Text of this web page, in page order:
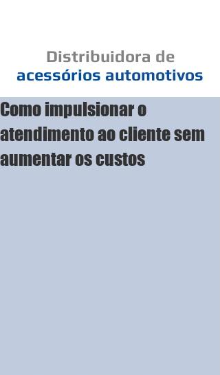
Distribuidora de
acessórios automotivos
Um elo de bons
Como impulsionar o
atendimento ao cliente sem
aumentar os custos